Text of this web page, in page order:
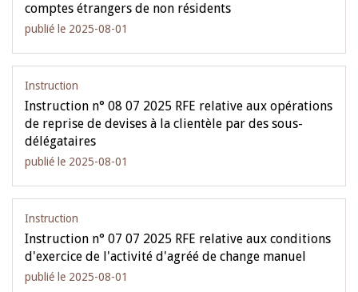
comptes étrangers de non résidents
publié le 2025-08-01
Instruction
Instruction n° 08 07 2025 RFE relative aux opérations
de reprise de devises à la clientèle par des sous-
délégataires
publié le 2025-08-01
Instruction
Instruction n° 07 07 2025 RFE relative aux conditions
d'exercice de l'activité d'agréé de change manuel
publié le 2025-08-01